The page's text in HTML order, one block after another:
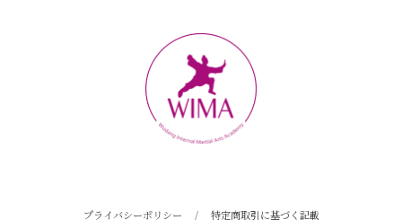
プライバシーポリシー / 特定商取引に基づく記載